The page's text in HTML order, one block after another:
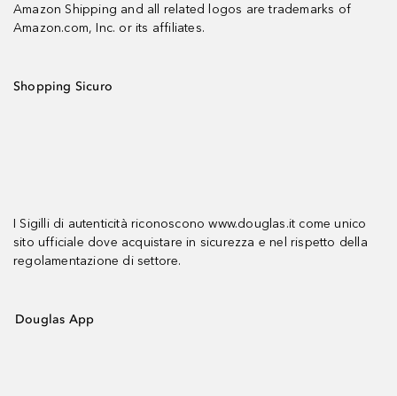
Amazon Shipping and all related logos are trademarks of
Amazon.com, Inc. or its affiliates.
Shopping Sicuro
I Sigilli di autenticità riconoscono www.douglas.it come unico
sito ufficiale dove acquistare in sicurezza e nel rispetto della
regolamentazione di settore.
Douglas App